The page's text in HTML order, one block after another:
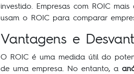
investido. Empresas com ROIC
usam o ROIC para comparar
Vantagens e
O ROIC é uma medida útil do
de uma empresa. No entanto, a